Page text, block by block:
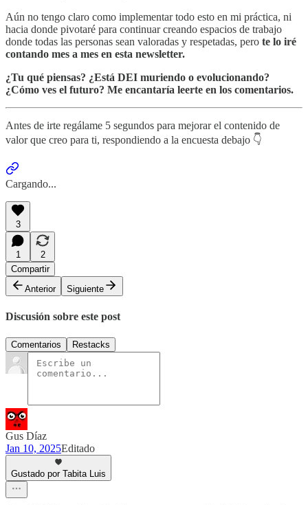
Aún no tengo claro como implementar todo esto en mi práctica, ni
hacia donde pivotaré para continuar creando espacios de trabajo
donde todas las personas sean valoradas y respetadas, pero te lo iré
contando mes a mes en esta newsletter.
¿Tu qué piensas? ¿Está DEI muriendo o evolucionando?
¿Cómo ves el futuro? Me encantaría leerte en los comentarios.
Antes de irte regálame 5 segundos para mejorar el contenido de
valor que creo para ti, respondiendo a la encuesta debajo 👇
Cargando...
3
1
2
Compartir
Anterior
Siguiente
Discusión sobre este post
Comentarios Restacks
Gus Díaz
Jan 10, 2025Editado
Gustado por Tabita Luis